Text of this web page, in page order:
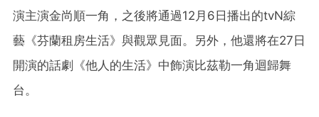
演主演金尚順一角，之後將通過12月6日播出的tvN綜
藝《芬蘭租房生活》與觀眾見面。另外，他還將在27日
開演的話劇《他人的生活》中飾演比茲勒一角迴歸舞
台。